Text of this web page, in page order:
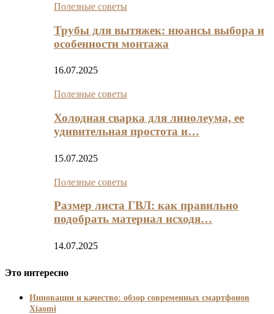
Полезные советы
Трубы для вытяжек: нюансы выбора и
особенности монтажа
16.07.2025
Полезные советы
Холодная сварка для линолеума, ее
удивительная простота и…
15.07.2025
Полезные советы
Размер листа ГВЛ: как правильно
подобрать материал исходя…
14.07.2025
Это интересно
Инновации и качество: обзор современных смартфонов
Xiaomi